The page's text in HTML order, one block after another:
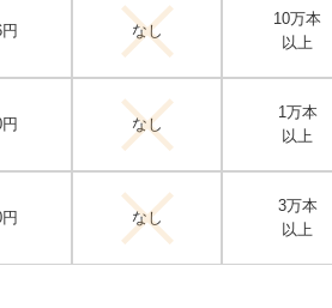
なし
10万本
以上
なし
1万本
以上
なし
3万本
以上